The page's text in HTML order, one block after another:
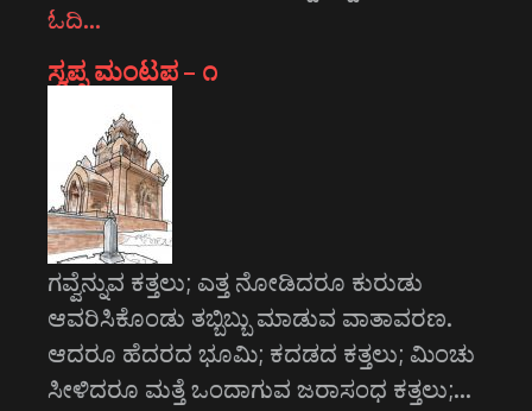
ಓದಿ…
ಸ್ವಪ್ನ ಮಂಟಪ – ೧
ಗವ್ವೆನ್ನುವ ಕತ್ತಲು; ಎತ್ತ ನೋಡಿದರೂ ಕುರುಡು
ಆವರಿಸಿಕೊಂಡು ತಬ್ಬಿಬ್ಬು ಮಾಡುವ ವಾತಾವರಣ.
ಆದರೂ ಹೆದರದ ಭೂಮಿ; ಕದಡದ ಕತ್ತಲು; ಮಿಂಚು
ಸೀಳಿದರೂ ಮತ್ತೆ ಒಂದಾಗುವ ಜರಾಸಂಧ ಕತ್ತಲು;…